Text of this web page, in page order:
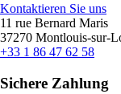
Kontaktieren Sie uns
11 rue Bernard Maris
37270 Montlouis-sur-
+33 1 86 47 62 58
Sichere Zahlung